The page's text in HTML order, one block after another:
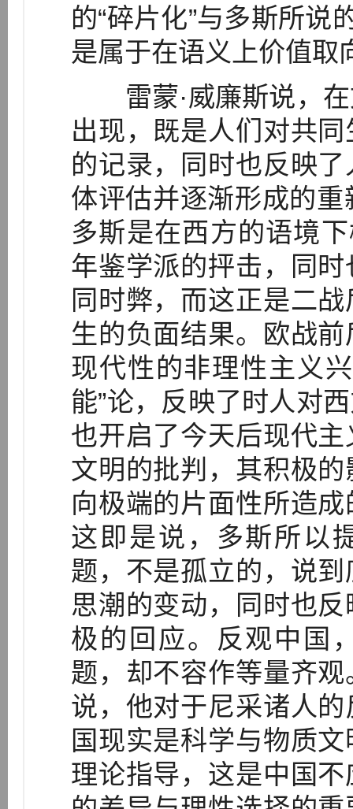
的“碎片化”与多斯所说
是属于在语义上价值取
雷蒙·威廉斯说，在
出现，既是人们对共
的记录，同时也反映
体评估并逐渐形成的
多斯是在西方的语境
年鉴学派的抨击，同
同时弊，而这正是二
生的负面结果。欧战
现代性的非理性主义
能”论，反映了时人对
也开启了今天后现代
文明的批判，其积极
向极端的片面性所造
这即是说，多斯所以
题，不是孤立的，说
思潮的变动，同时也
极的回应。反观中国
题，却不容作等量齐
说，他对于尼采诸人
国现实是科学与物质
理论指导，这是中国